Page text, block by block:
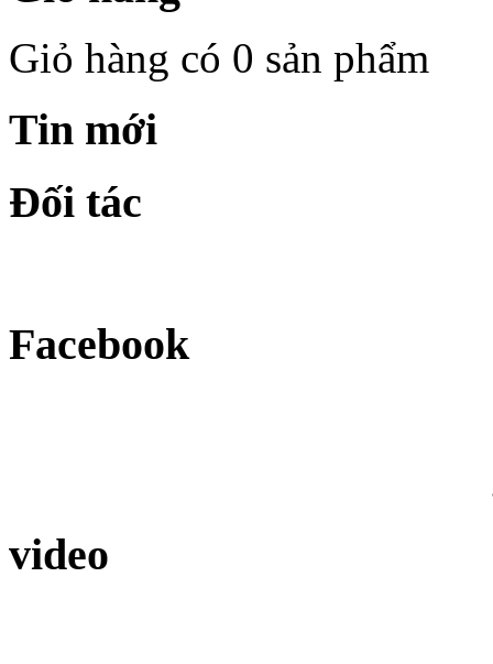
Giỏ hàng có 0 sản phẩm
Tin mới
Đối tác
Facebook
video